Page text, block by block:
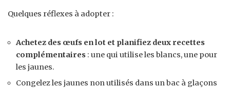
Quelques réflexes à adopter :
Achetez des œufs en lot et planifiez deux recettes
complémentaires : une qui utilise les blancs, une pour
les jaunes.
Congelez les jaunes non utilisés dans un bac à glaçons